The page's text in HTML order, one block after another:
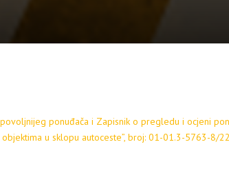
ponuđača i Zapisnik o pregledu i ocjeni
u sklopu autoceste”, broj: 01-01.3-5763-8/